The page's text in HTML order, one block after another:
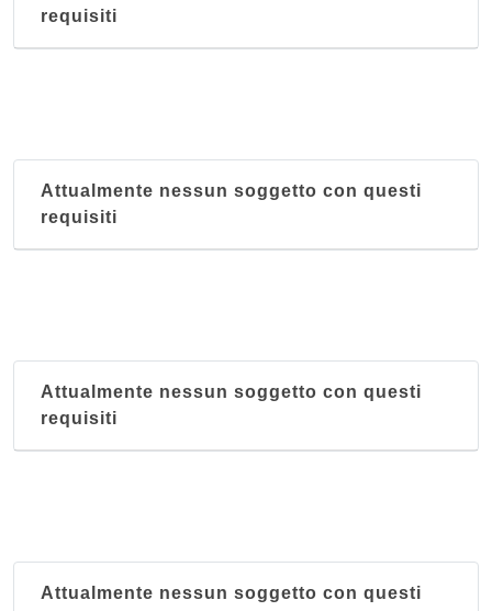
requisiti
Attualmente nessun soggetto con questi
requisiti
Attualmente nessun soggetto con questi
requisiti
Attualmente nessun soggetto con questi